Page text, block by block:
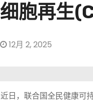
细胞再生
12月 2, 2025
近日，联合国全民健康可